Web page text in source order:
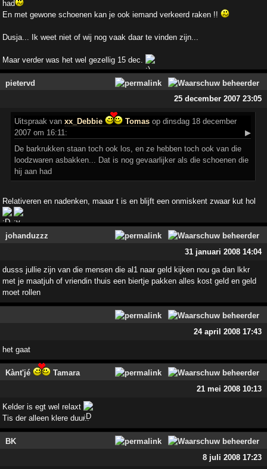
had
En met gewone schoenen kan je ook iemand verkeerd raken !!
Dusja... Ik weet niet of wij nog vaak daar te vinden zijn...
Maar verder was het wel gezellig 15 dec.
pietervd
25 december 2007 23:05
Uitspraak vanxx_Debbie Tomas op dinsdag 18 december
2007 om 16:11:
▶
De barkrukken staan toch ook los, en ze hebben toch ook van die
loodzwaren asbakken... Dat is nog gevaarlijker als die schoenen die
hij aan had
Relativeren en nadenken, maaar t is en blijft een onmiskent zwaar kut hol
johanduzzz
31 januari 2008 14:04
dusss jullie zijn van die mensen die al1 naar geld kijken nou ga dan lkkr
met je maatjuh of vriendin thuis een biertje pakken alles kost geld en geld
moet rollen
24 april 2008 17:43
het gaat
Kànt'jé
Tamara
21 mei 2008 10:13
Kelder is egt wel relaxt
Tis der alleen klere duur..
BK
8 juli 2008 17:23